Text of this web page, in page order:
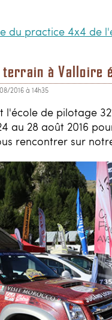
du practice 4x4 de
à Valloire
2016 à 14h35
de pilotage
au 28 août 2016
rencontrer sur